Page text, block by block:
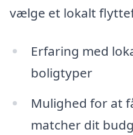
vælge et lokalt
Erfaring med
boligtyper
Mulighed for at
matcher dit